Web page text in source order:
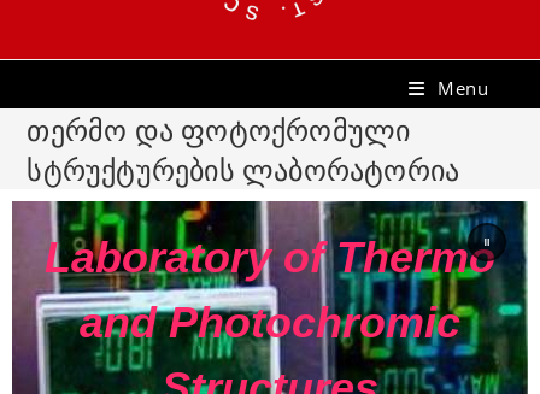
Menu
თერმო და ფოტოქრომული
სტრუქტურების ლაბორატორია
Laboratory of Thermo
and Photochromic